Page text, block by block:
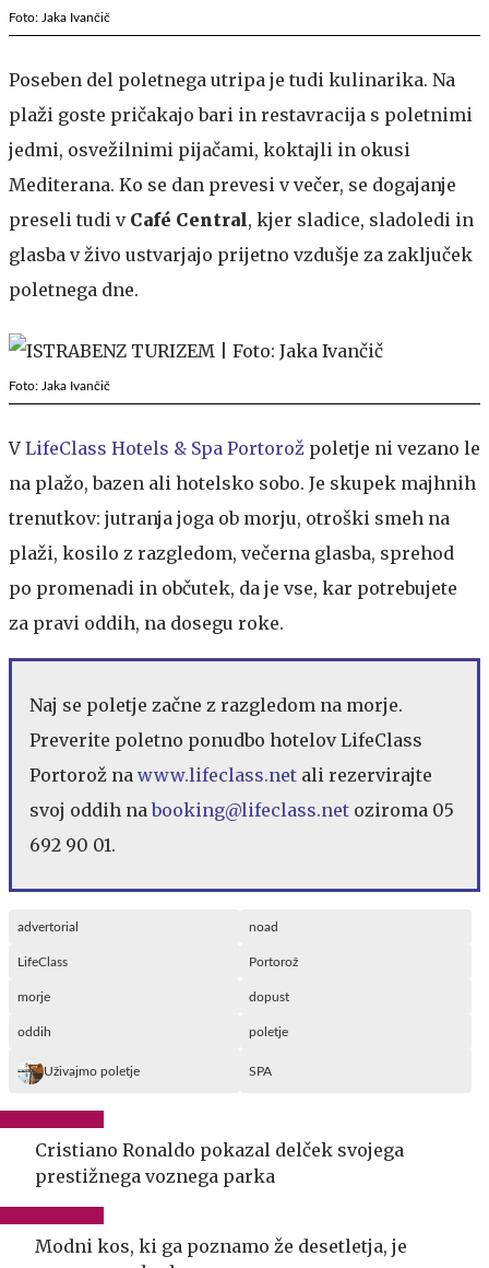
Foto: Jaka Ivančič
Poseben del poletnega utripa je tudi kulinarika. Na
plaži goste pričakajo bari in restavracija s poletnimi
jedmi, osvežilnimi pijačami, koktajli in okusi
Mediterana. Ko se dan prevesi v večer, se dogajanje
preseli tudi v Café Central, kjer sladice, sladoledi in
glasba v živo ustvarjajo prijetno vzdušje za zaključek
poletnega dne.
Foto: Jaka Ivančič
V LifeClass Hotels & Spa Portorož poletje ni vezano le
na plažo, bazen ali hotelsko sobo. Je skupek majhnih
trenutkov: jutranja joga ob morju, otroški smeh na
plaži, kosilo z razgledom, večerna glasba, sprehod
po promenadi in občutek, da je vse, kar potrebujete
za pravi oddih, na dosegu roke.
Naj se poletje začne z razgledom na morje.
Preverite poletno ponudbo hotelov LifeClass
Portorož na www.lifeclass.net ali rezervirajte
svoj oddih nabooking@lifeclass.net oziroma 05
692 90 01.
advertorial noad
LifeClass Portorož
morje dopust
oddih poletje
Uživajmo poletje SPA
Cristiano Ronaldo pokazal delček svojega
prestižnega voznega parka
Modni kos, ki ga poznamo že desetletja, je